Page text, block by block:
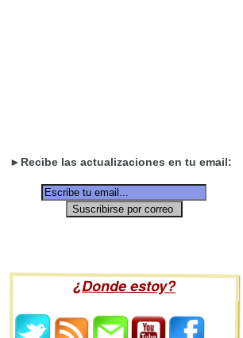
►Recibe las actualizaciones en tu email:
¿Donde estoy?